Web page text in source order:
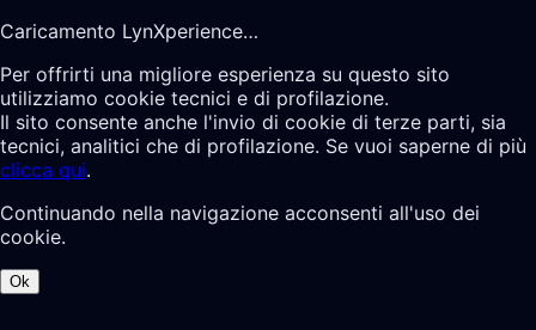
Caricamento LynXperience…
Per offrirti una migliore esperienza su questo sito
utilizziamo cookie tecnici e di profilazione.
Il sito consente anche l'invio di cookie di terze parti, sia
tecnici, analitici che di profilazione. Se vuoi saperne di più
clicca qui.
Continuando nella navigazione acconsenti all'uso dei
cookie.
Ok